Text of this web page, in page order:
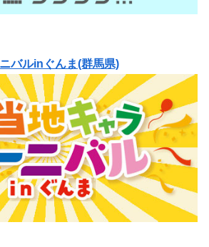
バルinぐんま(群馬県)